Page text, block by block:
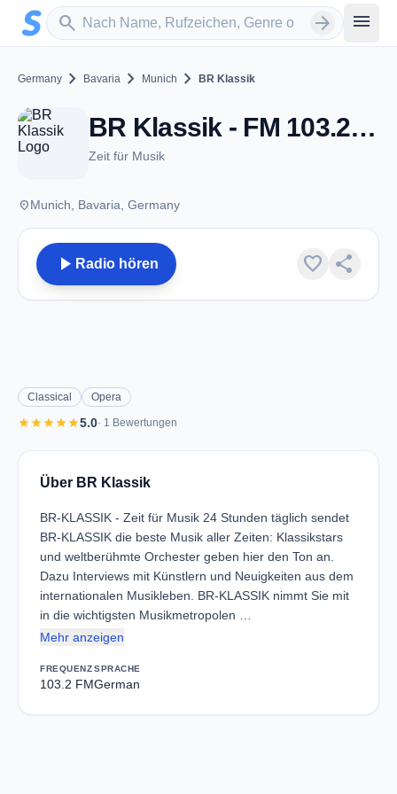
Zum Hauptinhalt springen
search
Sender suchen arrow_forward menu
Germany chevron_right Bavaria chevron_right Munich chevron_right BR Klassik
BR Klassik - FM 103.2 - Munich
Zeit für Musik
placeMunich, Bavaria, Germany
play_arrow Radio hören favorite share
Classical Opera
starstarstarstarstar5.0· 1 Bewertungen
Über BR Klassik
BR-KLASSIK - Zeit für Musik 24 Stunden täglich sendet
BR-KLASSIK die beste Musik aller Zeiten: Klassikstars
und weltberühmte Orchester geben hier den Ton an.
Dazu Interviews mit Künstlern und Neuigkeiten aus dem
internationalen Musikleben. BR-KLASSIK nimmt Sie mit
in die wichtigsten Musikmetropolen …
Mehr anzeigen
FREQUENZ
103.2 FM
SPRACHE
German